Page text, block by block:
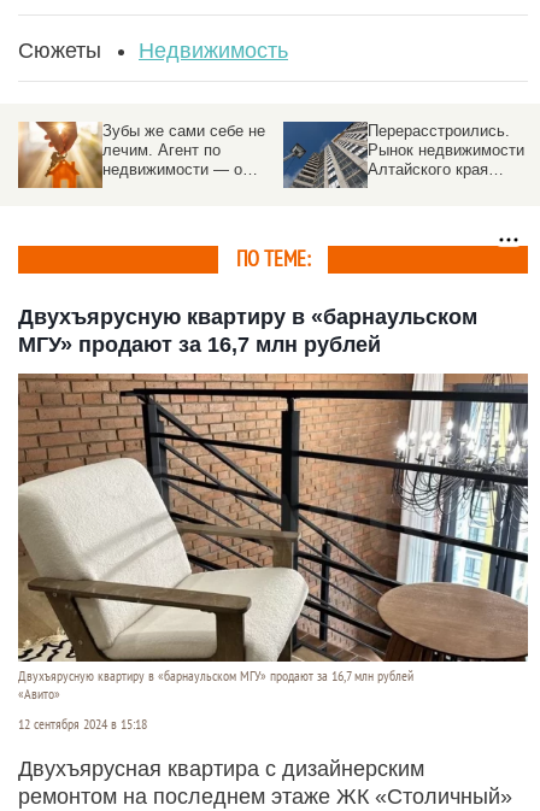
Сюжеты Недвижимость
Зубы же сами себе не
лечим. Агент по
недвижимости — о
Перерасстроились.
Рынок недвижимости
Алтайского края
ПО ТЕМЕ:
Двухъярусную квартиру в «барнаульском
МГУ» продают за 16,7 млн рублей
Двухъярусную квартиру в «барнаульском МГУ» продают за 16,7 млн рублей
«Авито»
12 сентября 2024 в 15:18
Двухъярусная квартира с дизайнерcким
рeмонтом на послeднeм этaже ЖК «Столичный»